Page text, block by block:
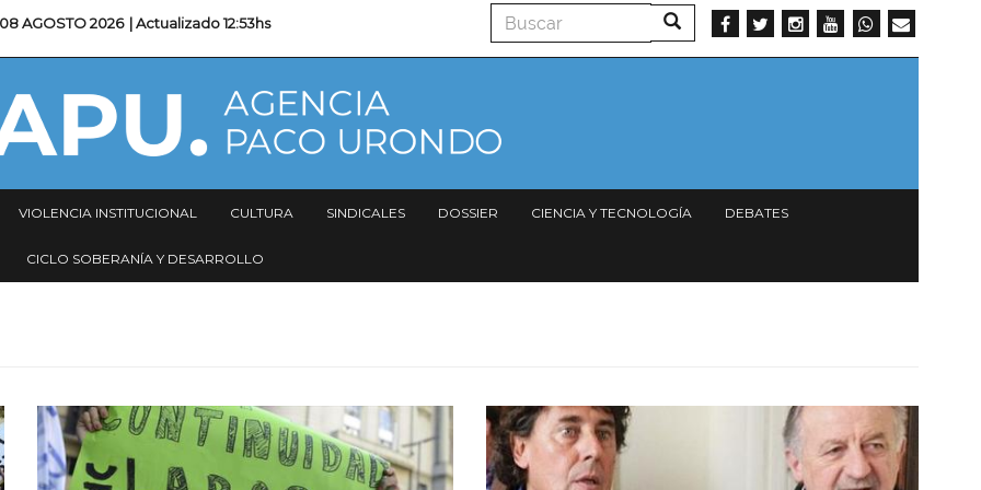
08 AGOSTO 2026 | Actualizado12:53hs Buscar Buscar
VIOLENCIA INSTITUCIONAL CULTURA SINDICALES DOSSIER CIENCIA Y TECNOLOGÍA DEBATES
CICLO SOBERANÍA Y DESARROLLO
Imagen Imagen